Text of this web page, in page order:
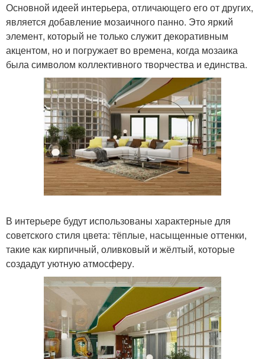
Основной идеей интерьера, отличающего его от других,
является добавление мозаичного панно. Это яркий
элемент, который не только служит декоративным
акцентом, но и погружает во времена, когда мозаика
была символом коллективного творчества и единства.
В интерьере будут использованы характерные для
советского стиля цвета: тёплые, насыщенные оттенки,
такие как кирпичный, оливковый и жёлтый, которые
создадут уютную атмосферу.